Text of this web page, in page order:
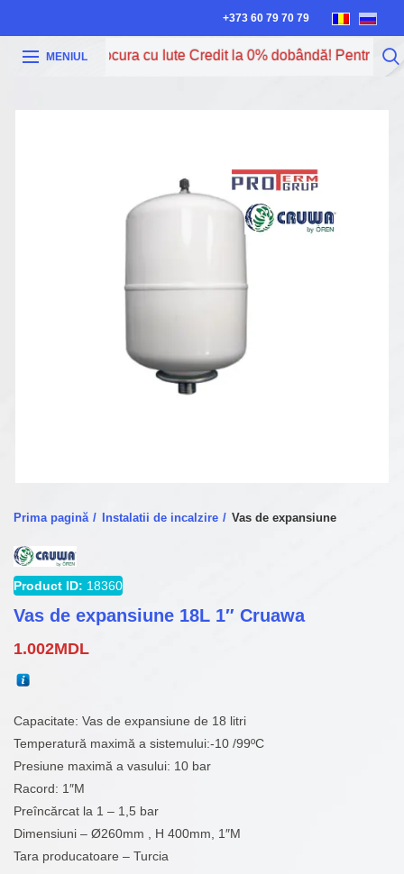
+373 60 79 70 79
MENIUL
Acum poți procura cu Iute Credit la 0% dobândă! Pentru mai
Prima pagină Instalatii de incalzire Vas de expansiune
Product ID: 18360
Vas de expansiune 18L 1″ Cruawa
1.002MDL
Capacitate: Vas de expansiune de 18 litri
Temperatură maximă a sistemului:-10 /99ºC
Presiune maximă a vasului: 10 bar
Racord: 1″M
Preîncărcat la 1 – 1,5 bar
Dimensiuni – Ø260mm , H 400mm, 1″M
Tara producatoare – Turcia